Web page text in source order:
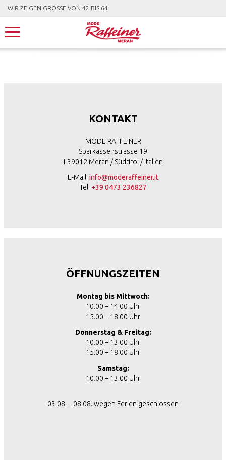
KONTAKT
MODE RAFFEINER
Sparkassenstrasse 19
I-39012 Meran / Südtirol / Italien
E-Mail: info@moderaffeiner.it
Tel: +39 0473 236827
ÖFFNUNGSZEITEN
Montag bis Mittwoch:
10.00 – 14.00 Uhr
15.00 – 18.00 Uhr
Donnerstag & Freitag:
10.00 – 13.00 Uhr
15.00 – 18.00 Uhr
Samstag:
10.00 – 13.00 Uhr
03.08. – 08.08. wegen Ferien geschlossen
WIR ZEIGEN GRÖSSE VON 42 BIS 64